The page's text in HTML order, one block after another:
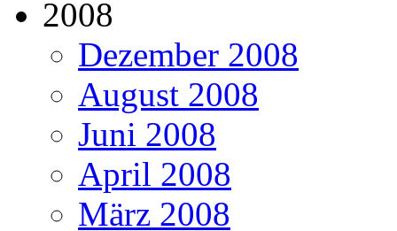
2008
Dezember 2008
August 2008
Juni 2008
April 2008
März 2008